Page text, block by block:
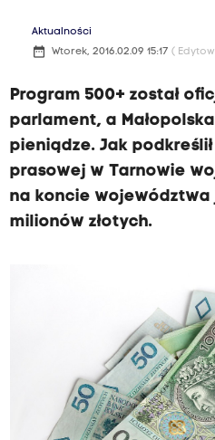
Aktualności
date_range Wtorek, 2016.02.09 15:17 (
Program 500+ został
parlament, a
pieniądze. Jak
prasowej w Tarnowie
na koncie województwa
milionów złotych.